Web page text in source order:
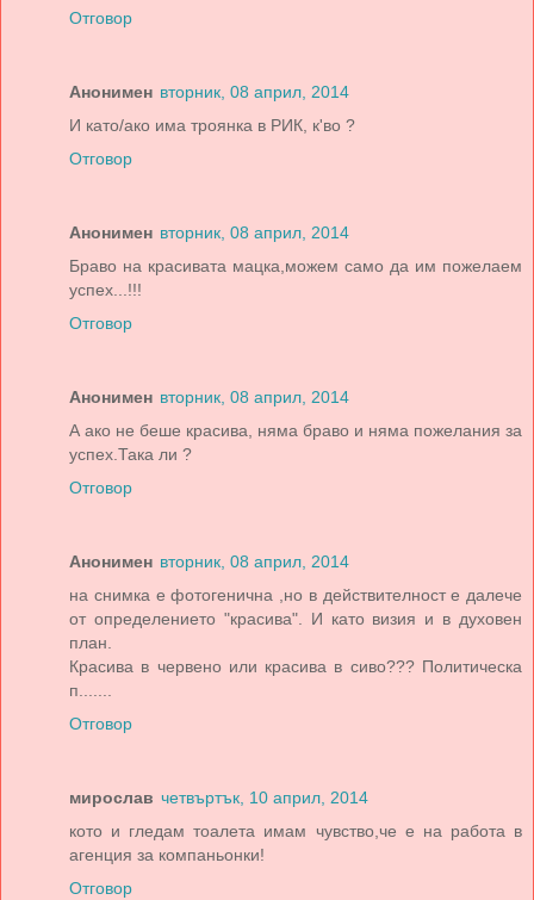
Отговор
Анонимен вторник, 08 април, 2014
И като/ако има троянка в РИК, к'во ?
Отговор
Анонимен вторник, 08 април, 2014
Браво на красивата мацка,можем само да им пожелаем
успех...!!!
Отговор
Анонимен вторник, 08 април, 2014
А ако не беше красива, няма браво и няма пожелания за
успех.Така ли ?
Отговор
Анонимен вторник, 08 април, 2014
на снимка е фотогенична ,но в действителност е далече
от определението "красива". И като визия и в духовен
план.
Красива в червено или красива в сиво??? Политическа
п.......
Отговор
мирослав четвъртък, 10 април, 2014
кото и гледам тоалета имам чувство,че е на работа в
агенция за компаньонки!
Отговор